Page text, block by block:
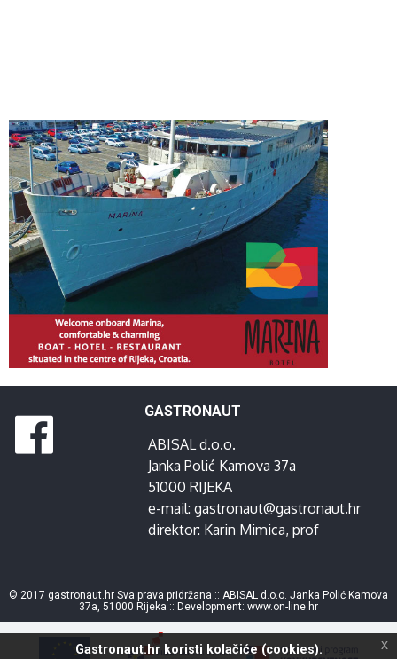
GASTRONAUT
ABISAL d.o.o.
Janka Polić Kamova 37a
51000 RIJEKA
e-mail: gastronaut@gastronaut.hr
direktor: Karin Mimica, prof
© 2017 gastronaut.hr Sva prava pridržana :: ABISAL d.o.o. Janka Polić Kamova
37a, 51000 Rijeka :: Development: www.on-line.hr
Gastronaut.hr koristi kolačiće (cookies). x